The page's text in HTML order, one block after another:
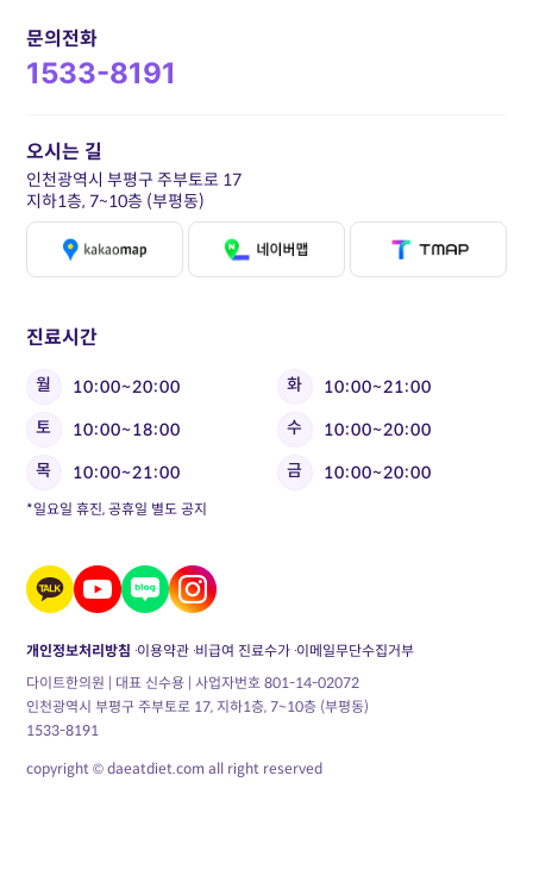
문의전화
1533-8191
진료시간
월 10:00~20:00 화
10:00~21:00
토
10:00~18:00 수
10:00~20:00
목
10:00~21:00 금 10:00~20:00
*일요일 휴진, 공휴일 별도 공지
오시는 길
인천광역시 부평구 주부토로 17
지하1층, 7~10층 (부평동)
개인정보처리방침 이용약관 비급여 진료수가 이메일무단수집거부
다이트한의원 | 대표 신수용 | 사업자번호 801-14-02072
인천광역시 부평구 주부토로 17, 지하1층, 7~10층 (부평동)
1533-8191
copyright © daeatdiet.com all right reserved